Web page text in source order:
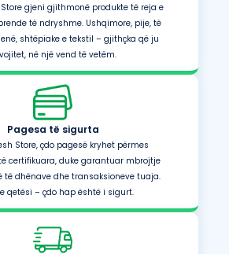
Store gjeni gjithmonë produkte të reja e
të ndryshme. Ushqimore, pije, të
shtëpiake e tekstil – gjithçka që ju
në një vend të vetëm.
Pagesa të sigurta
Store, çdo pagesë kryhet përmes
certifikuara, duke garantuar mbrojtje
të dhënave dhe transaksioneve tuaja.
qetësi – çdo hap është i sigurt.